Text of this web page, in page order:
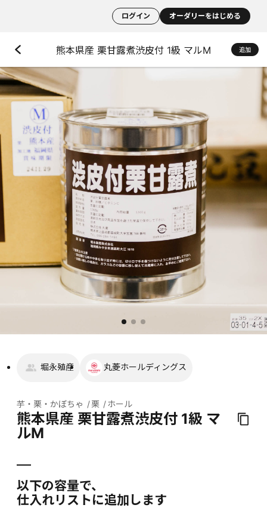
ログイン オーダリーをはじめる
熊本県産 栗甘露煮渋皮付 1級 マルM 追加
堀永殖産 丸菱ホールディングス
芋・栗・かぼちゃ 栗 ホール
熊本県産 栗甘露煮渋皮付 1級 マ
ルM
以下の容量で、
仕入れリストに追加します